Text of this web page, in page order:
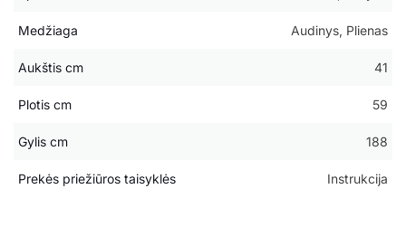
Medžiaga Audinys, Plienas
Aukštis cm 41
Plotis cm 59
Gylis cm 188
Prekės priežiūros taisyklės Instrukcija